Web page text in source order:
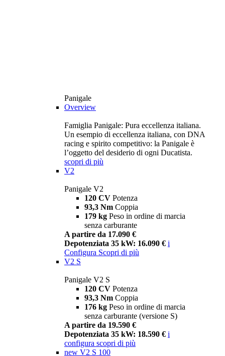
Panigale
Overview
Famiglia Panigale: Pura eccellenza italiana.
Un esempio di eccellenza italiana, con DNA
racing e spirito competitivo: la Panigale è
l’oggetto del desiderio di ogni Ducatista.
scopri di più
V2
Panigale V2
120 CV Potenza
93,3 Nm Coppia
179 kg Peso in ordine di marcia
senza carburante
A partire da 17.090 €
Depotenziata 35 kW: 16.090 € i
Configura Scopri di più
V2 S
Panigale V2 S
120 CV Potenza
93,3 Nm Coppia
176 kg Peso in ordine di marcia
senza carburante (versione S)
A partire da 19.590 €
Depotenziata 35 kW: 18.590 € i
configura scopri di più
new V2 S 100